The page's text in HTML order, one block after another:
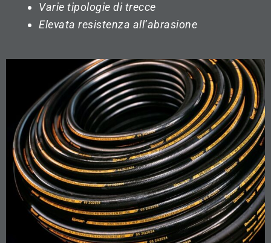
Varie tipologie di trecce
Elevata resistenza all’abrasione